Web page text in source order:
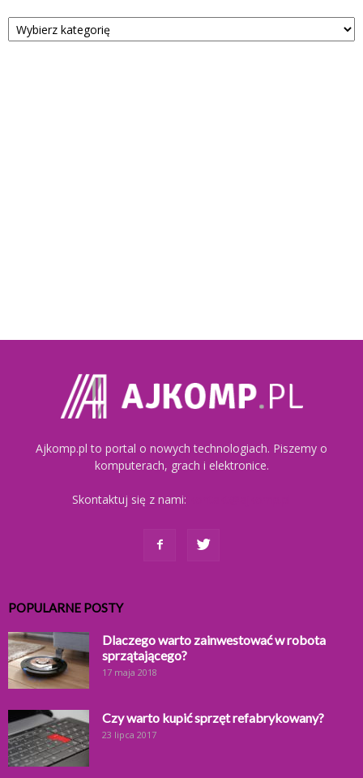
Kategorie
Ajkomp.pl to portal o nowych technologiach. Piszemy o
komputerach, grach i elektronice.
Skontaktuj się z nami:
POPULARNE POSTY
Dlaczego warto zainwestować w robota
sprzątającego?
17 maja 2018
Czy warto kupić sprzęt refabrykowany?
23 lipca 2017